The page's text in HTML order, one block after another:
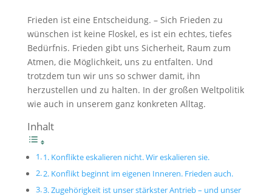
Frieden ist eine Entscheidung. – Sich Frieden zu
wünschen ist keine Floskel, es ist ein echtes, tiefes
Bedürfnis. Frieden gibt uns Sicherheit, Raum zum
Atmen, die Möglichkeit, uns zu entfalten. Und
trotzdem tun wir uns so schwer damit, ihn
herzustellen und zu halten. In der großen Weltpolitik
wie auch in unserem ganz konkreten Alltag.
Inhalt
1. Konflikte eskalieren nicht. Wir eskalieren sie.
2. Konflikt beginnt im eigenen Inneren. Frieden auch.
3. Zugehörigkeit ist unser stärkster Antrieb – und unser